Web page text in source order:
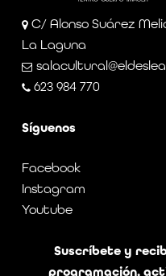
C/ Alonso Suárez
La Laguna
623 984 770
Síguenos
Facebook
Instagram
Youtube
Suscríbete y
programación,